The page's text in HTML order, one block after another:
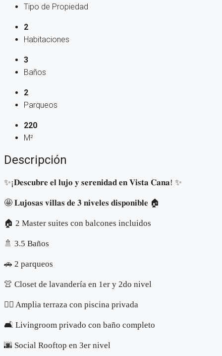
Tipo de Propiedad
2
Habitaciones
3
Baños
2
Parqueos
220
M²
Descripción
✨¡𝐃𝐞𝐬𝐜𝐮𝐛𝐫𝐞 𝐞𝐥 𝐥𝐮𝐣𝐨 𝐲 𝐬𝐞𝐫𝐞𝐧𝐢𝐝𝐚𝐝 𝐞𝐧 𝐕𝐢𝐬𝐭𝐚 𝐂𝐚𝐧𝐚! ✨
🤩 𝐋𝐮𝐣𝐨𝐬𝐚𝐬 𝐯𝐢𝐥𝐥𝐚𝐬 𝐝𝐞 𝟑 𝐧𝐢𝐯𝐞𝐥𝐞𝐬 𝐝𝐢𝐬𝐩𝐨𝐧𝐢𝐛𝐥𝐞 🏠
🏠 2 Master suites con balcones incluidos
🚿 3.5 Baños
🚗 2 parqueos
👚 Closet de lavandería en 1er y 2do nivel
🏊‍♂️ Amplia terraza con piscina privada
🛋️ Livingroom privado con baño completo
🌆 Social Rooftop en 3er nivel